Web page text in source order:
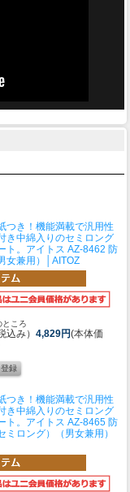
つき！機能満載で汎用性
き中綿入りのセミロング
ト。 アイトス AZ-8462 防
女兼用）│AITOZ
ころ
込み） 4,829円(本体価
つき！機能満載で汎用性
き中綿入りのセミロング
ト。 アイトス AZ-8465 防
ミロング）（男女兼用）